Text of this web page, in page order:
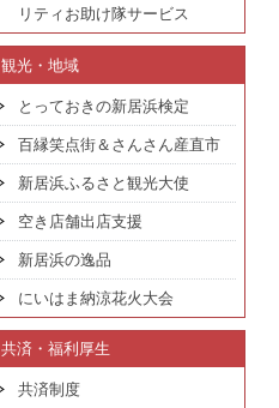
リティお助け隊サービス
観光・地域
とっておきの新居浜検定
百縁笑点街＆さんさん産直市
新居浜ふるさと観光大使
空き店舗出店支援
新居浜の逸品
にいはま納涼花火大会
共済・福利厚生
共済制度